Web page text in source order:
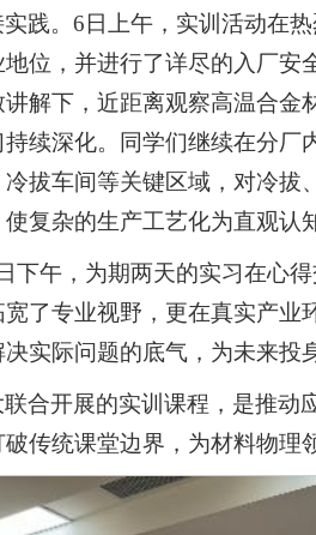
践。6日上午，实训活动在
位，并进行了详尽的入厂
解下，近距离观察高温合
续深化。同学们继续在分
拔车间等关键区域，对冷
复杂的生产工艺化为直观认
下午，为期两天的实习在心
了专业视野，更在真实产业
实际问题的底气，为未来投
合开展的实训课程，是推
传统课堂边界，为材料物理